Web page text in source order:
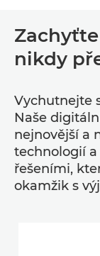
nikdy
Vychutnejte
Naše
nejnovější a
technologií
řešeními,
okamžik s